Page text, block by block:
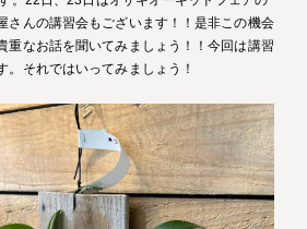
さんの講習会もございます！！是非この機会
重なお話を聞いてみましょう！！今回は講習
。それではいってみましょう！